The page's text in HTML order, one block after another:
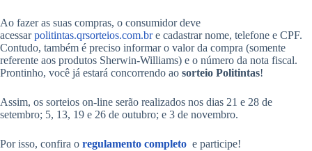
Ao fazer as suas compras, o consumidor deve
acessarpolitintas.qrsorteios.com.bre cadastrar nome, telefone e CPF.
Contudo, também é preciso informar o valor da compra (somente
referente aos produtos Sherwin-Williams) e o número da nota fiscal.
Prontinho, você já estará concorrendo ao sorteio Politintas!
Assim, os sorteios on-line serão realizados nos dias 21 e 28 de
setembro; 5, 13, 19 e 26 de outubro; e 3 de novembro.
Por isso, confira o regulamento completo e participe!